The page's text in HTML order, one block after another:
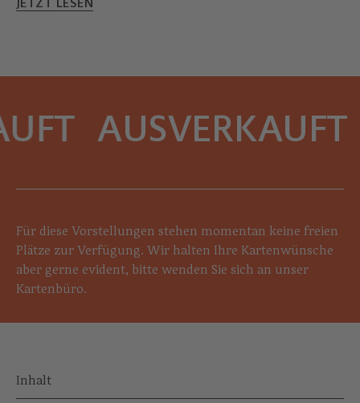
AUSVERKAUFT
Für diese Vorstellungen stehen momentan keine freien
Plätze zur Verfügung. Wir halten Ihre Kartenwünsche
aber gerne evident, bitte wenden Sie sich an unser
Kartenbüro.
Inhalt